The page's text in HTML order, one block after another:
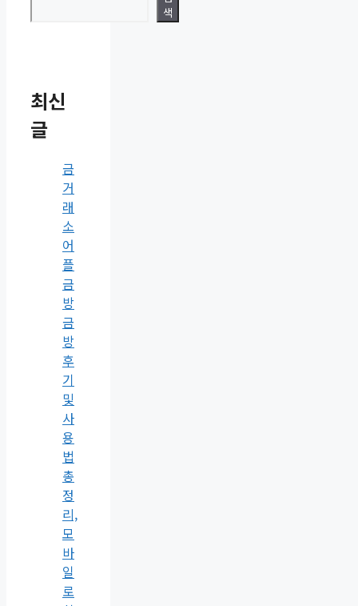
색
최신
글
금
거
래
소
어
플
금
방
금
방
후
기
및
사
용
법
총
정
리,
모
바
일
로